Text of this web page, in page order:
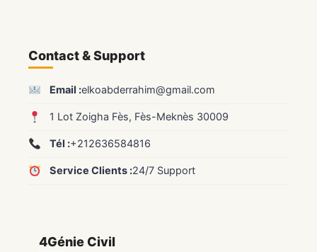
4Génie Civil
Contact & Support
Email :elkoabderrahim@gmail.com
1 Lot Zoigha Fès, Fès-Meknès 30009
Tél :+212636584816
Service Clients :24/7 Support